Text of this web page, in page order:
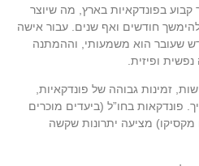
בפונדקאיות בארץ, מה שיוצר
חודשים ואף שנים. עבור אישה
שעובר הוא משמעותי, וההמתנה
ופיזית.
זמינות גבוהה של פונדקאיות,
פונדקאות בחו”ל (ביעדים מוכרים
מקסיקו) מציעה יתרונות שקשה